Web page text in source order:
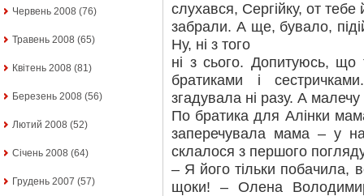
Червень 2008 (76)
Травень 2008 (65)
Квітень 2008 (81)
Березень 2008 (56)
Лютий 2008 (52)
Січень 2008 (64)
Грудень 2007 (57)
слухався, Сергійку, от
забрали. А ще, бувало,
Ну, ні з того
ні з сього. Допитуюсь, що
братиками і
згадувала ні разу. А
По братика для Алінки
заперечувала мама – у
склалося з першого
– Я його тільки побачила,
щоки! – Олена